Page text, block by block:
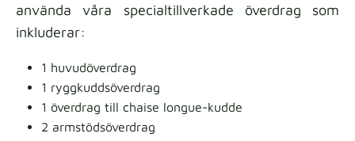
använda våra specialtillverkade överdrag som
inkluderar:
1 huvudöverdrag
1 ryggkuddsöverdrag
1 överdrag till chaise longue-kudde
2 armstödsöverdrag